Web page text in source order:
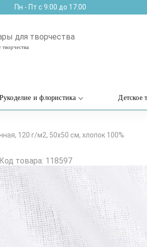
Пн - Пт с 9:00 до 17:00
Рукоделие и флористика Детское
120 г/м2, 50х50 см, хлопок 100%
Код товара: 118597
хлопок 100%
Производитель:Молдова Цвет: